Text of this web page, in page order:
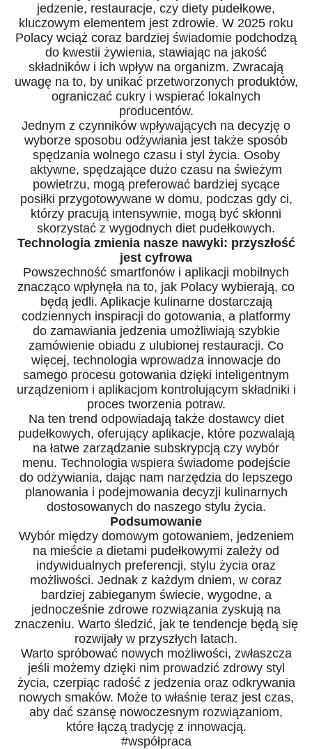
jedzenie, restauracje, czy diety pudełkowe,
kluczowym elementem jest zdrowie. W 2025 roku
Polacy wciąż coraz bardziej świadomie podchodzą
do kwestii żywienia, stawiając na jakość
składników i ich wpływ na organizm. Zwracają
uwagę na to, by unikać przetworzonych produktów,
ograniczać cukry i wspierać lokalnych
producentów.
Jednym z czynników wpływających na decyzję o
wyborze sposobu odżywiania jest także sposób
spędzania wolnego czasu i styl życia. Osoby
aktywne, spędzające dużo czasu na świeżym
powietrzu, mogą preferować bardziej sycące
posiłki przygotowywane w domu, podczas gdy ci,
którzy pracują intensywnie, mogą być skłonni
skorzystać z wygodnych diet pudełkowych.
Technologia zmienia nasze nawyki: przyszłość
jest cyfrowa
Powszechność smartfonów i aplikacji mobilnych
znacząco wpłynęła na to, jak Polacy wybierają, co
będą jedli. Aplikacje kulinarne dostarczają
codziennych inspiracji do gotowania, a platformy
do zamawiania jedzenia umożliwiają szybkie
zamówienie obiadu z ulubionej restauracji. Co
więcej, technologia wprowadza innowacje do
samego procesu gotowania dzięki inteligentnym
urządzeniom i aplikacjom kontrolującym składniki i
proces tworzenia potraw.
Na ten trend odpowiadają także dostawcy diet
pudełkowych, oferujący aplikacje, które pozwalają
na łatwe zarządzanie subskrypcją czy wybór
menu. Technologia wspiera świadome podejście
do odżywiania, dając nam narzędzia do lepszego
planowania i podejmowania decyzji kulinarnych
dostosowanych do naszego stylu życia.
Podsumowanie
Wybór między domowym gotowaniem, jedzeniem
na mieście a dietami pudełkowymi zależy od
indywidualnych preferencji, stylu życia oraz
możliwości. Jednak z każdym dniem, w coraz
bardziej zabieganym świecie, wygodne, a
jednocześnie zdrowe rozwiązania zyskują na
znaczeniu. Warto śledzić, jak te tendencje będą się
rozwijały w przyszłych latach.
Warto spróbować nowych możliwości, zwłaszcza
jeśli możemy dzięki nim prowadzić zdrowy styl
życia, czerpiąc radość z jedzenia oraz odkrywania
nowych smaków. Może to właśnie teraz jest czas,
aby dać szansę nowoczesnym rozwiązaniom,
które łączą tradycję z innowacją.
#współpraca